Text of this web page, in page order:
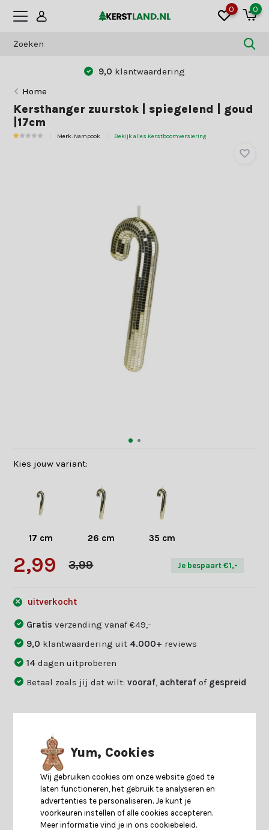
0 0
9,0 klantwaardering
Home
Kersthanger zuurstok | spiegelend | goud
|17cm
Merk: Nampook Bekijk alles Kerstboomversiering
Kies jouw variant:
17 cm 26 cm 35 cm
2,99 3,99 Je bespaart €1,-
uitverkocht
Gratisverzending vanaf €49,-
9,0 klantwaardering uit 4.000+ reviews
14dagen uitproberen
Betaal zoals jij dat wilt:vooraf achteraf of gespreid
Productomschrijving
Specificaties
Reviews
Yum, Cookies
Wij gebruiken cookies om onze website goed te
laten functioneren, het gebruik te analyseren en
advertenties te personaliseren. Je kunt je
voorkeuren instellen of alle cookies accepteren.
Meer informatie vind je in ons cookiebeleid.